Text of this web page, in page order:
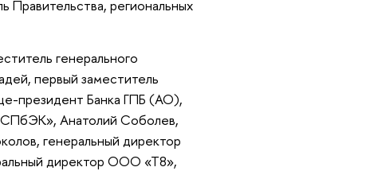
Правительства, региональных
генерального
первый заместитель
президент Банка ГПБ (АО),
Анатолий Соболев,
генеральный директор
директор ООО «Т8»,